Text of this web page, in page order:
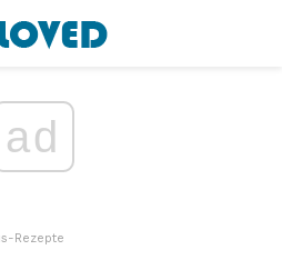
ad
Rezepte